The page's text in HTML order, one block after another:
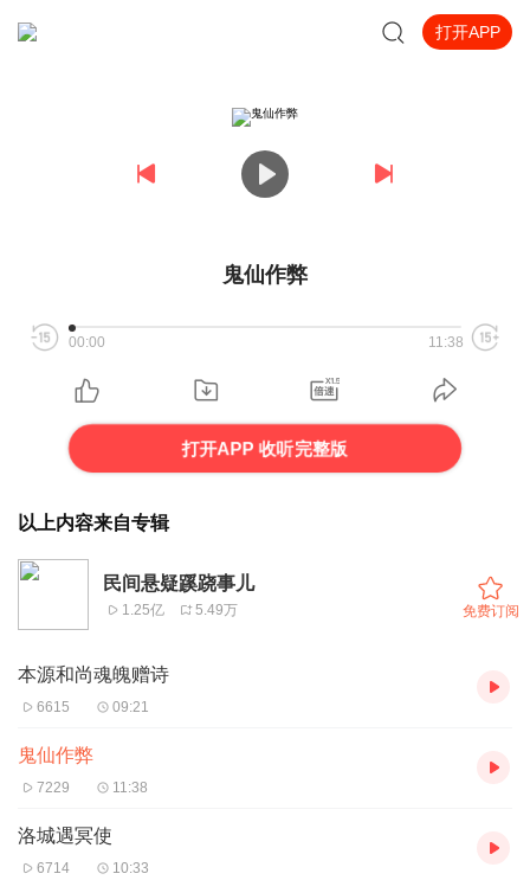
打开APP
鬼仙作弊
00:00 11:38
打开APP 收听完整版
以上内容来自专辑
民间悬疑蹊跷事儿
1.25亿 5.49万 免费订阅
本源和尚魂魄赠诗
6615 09:21
鬼仙作弊
7229 11:38
洛城遇冥使
6714 10:33